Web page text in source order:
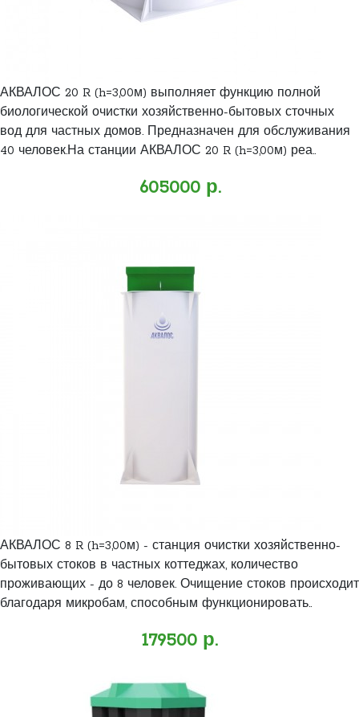
АКВАЛОС 20 R (h=3,00м) выполняет функцию полной
биологической очистки хозяйственно-бытовых сточных
вод для частных домов. Предназначен для обслуживания
40 человек.На станции АКВАЛОС 20 R (h=3,00м) реа..
605000 р.
АКВАЛОС 8 R (h=3,00м) - станция очистки хозяйственно-
бытовых стоков в частных коттеджах, количество
проживающих - до 8 человек. Очищение стоков происходит
благодаря микробам, способным функционировать..
179500 р.